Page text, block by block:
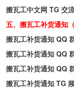
搬瓦工中文网 TG 交
五、搬瓦工补货通知
搬瓦工补货通知 QQ
搬瓦工补货通知 QQ
搬瓦工补货通知 QQ
搬瓦工补货通知 TG